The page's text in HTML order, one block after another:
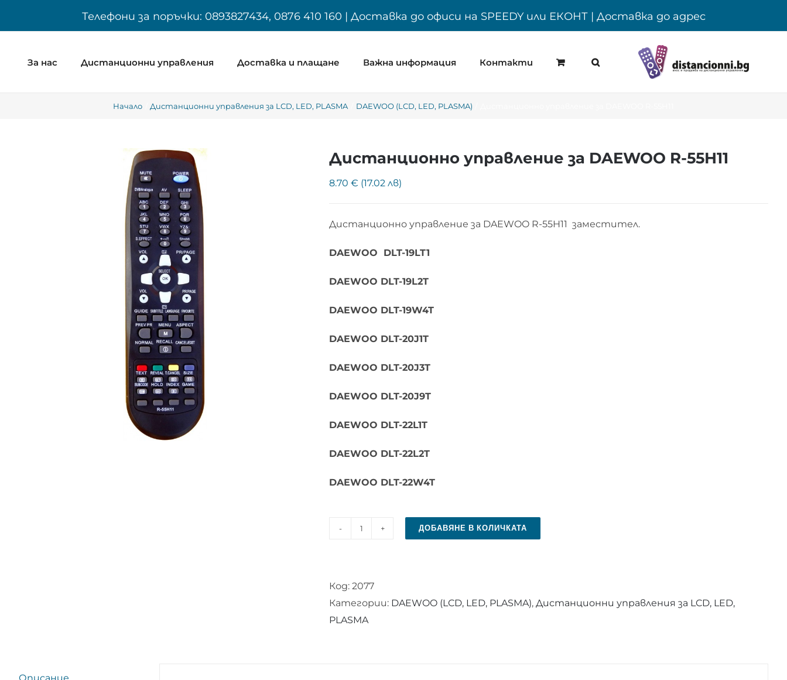
Телефони за поръчки: 0893827434, 0876 410 160 | Доставка до офиси на SPEEDY или ЕКОНТ | Доставка до адрес
За нас Дистанционни управления Доставка и плащане Важна информация Контакти
Начало Дистанционни управления за LCD, LED, PLASMA DAEWOO (LCD, LED, PLASMA)
Дистанционно управление за DAEWOO R-55H11
8.70 € (17.02 лв)
Дистанционно управление за DAEWOO R-55H11 заместител.
DAEWOO DLT-19LT1
DAEWOO DLT-19L2T
DAEWOO DLT-19W4T
DAEWOO DLT-20J1T
DAEWOO DLT-20J3T
DAEWOO DLT-20J9T
DAEWOO DLT-22L1T
DAEWOO DLT-22L2T
DAEWOO DLT-22W4T
количество
управление
за
DAEWOO
ДОБАВЯНЕ В КОЛИЧКАТА
Код: 2077
Категории: DAEWOO (LCD, LED, PLASMA), Дистанционни управления за LCD, LED,
PLASMA